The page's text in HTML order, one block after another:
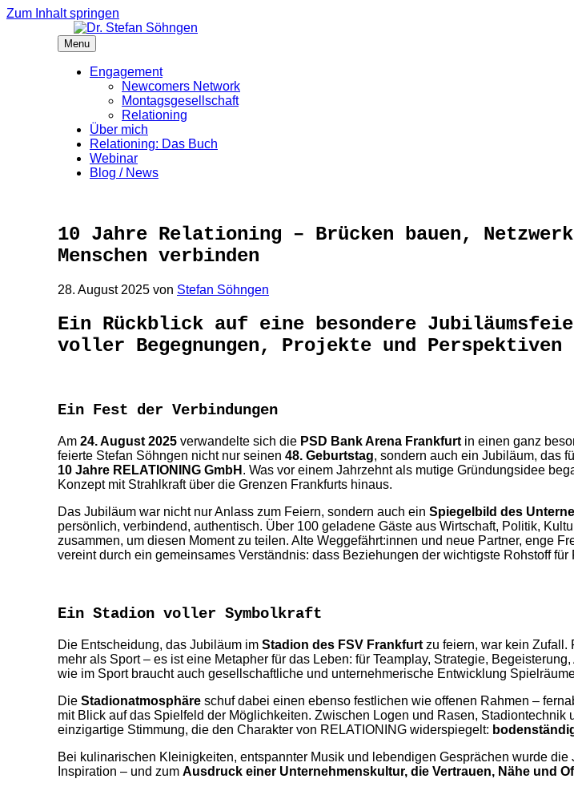
Zum Inhalt springen
Menu
Engagement
Newcomers Network
Montagsgesellschaft
Relationing
Über mich
Relationing: Das Buch
Webinar
Blog / News
10 Jahre Relationing – Brücken bauen,
Menschen verbinden
28. August 2025 von Stefan Söhngen
Ein Rückblick auf eine besondere
voller Begegnungen, Projekte und Perspektiven
Ein Fest der Verbindungen
Am 24. August 2025 verwandelte sich die PSD Bank Arena Frankfurt in einen ganz
feierte Stefan Söhngen nicht nur seinen 48. Geburtstag, sondern auch ein Jubiläum, das
10 Jahre RELATIONING GmbH . Was vor einem Jahrzehnt als mutige Gründungsidee
Konzept mit Strahlkraft über die Grenzen Frankfurts hinaus.
Das Jubiläum war nicht nur Anlass zum Feiern, sondern auch ein Spiegelbild des
persönlich, verbindend, authentisch. Über 100 geladene Gäste aus Wirtschaft, Politik,
zusammen, um diesen Moment zu teilen. Alte Weggefährt:innen und neue Partner, enge
vereint durch ein gemeinsames Verständnis: dass Beziehungen der wichtigste Rohstoff für
Ein Stadion voller Symbolkraft
Die Entscheidung, das Jubiläum im Stadion des FSV Frankfurt zu feiern, war kein Zufall.
mehr als Sport – es ist eine Metapher für das Leben: für Teamplay, Strategie,
wie im Sport braucht auch gesellschaftliche und unternehmerische Entwicklung
Die Stadionatmosphäre schuf dabei einen ebenso festlichen wie offenen Rahmen –
mit Blick auf das Spielfeld der Möglichkeiten. Zwischen Logen und Rasen, Stadiontechnik
einzigartige Stimmung, die den Charakter von RELATIONING widerspiegelt:
Bei kulinarischen Kleinigkeiten, entspannter Musik und lebendigen Gesprächen wurde die
Inspiration – und zum Ausdruck einer Unternehmenskultur, die Vertrauen, Nähe und